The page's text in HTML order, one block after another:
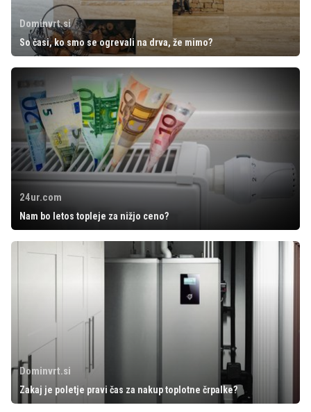
Dominvrt.si
So časi, ko smo se ogrevali na drva, že mimo?
24ur.com
Nam bo letos topleje za nižjo ceno?
Dominvrt.si
Zakaj je poletje pravi čas za nakup toplotne črpalke?